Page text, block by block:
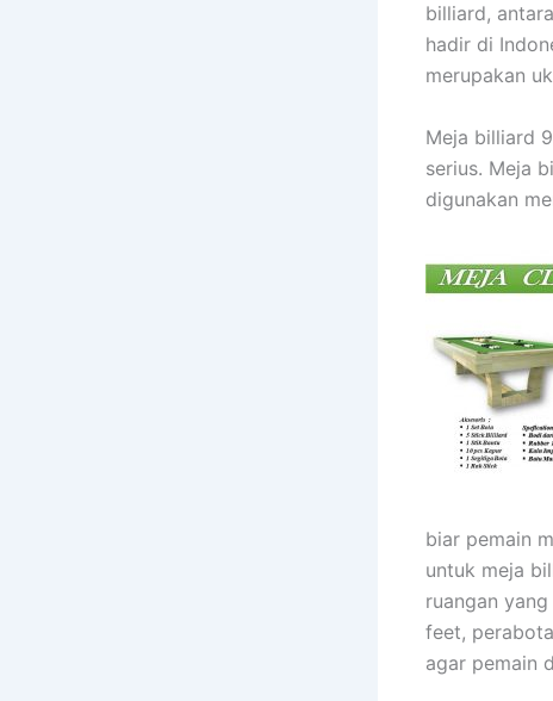
billiard,
hadir di
merupakan
Meja billiard
serius. Meja
digunakan
biar pemain
untuk meja
ruangan
feet,
agar pemain